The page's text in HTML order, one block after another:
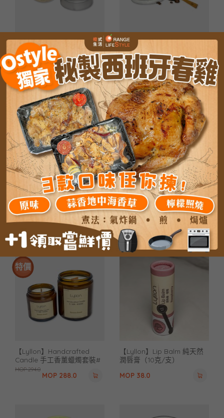
【Lyllon】Boddy Butter 身
體潤膚霜（200ml/盒）
MOP138.0
【Lyllon】Body Scrub 身體
磨砂膏（250克/盒）
MOP138.0
【Lyllon】Car Diffuser 車載
香薰（8ml/支）
MOP58.0
【Lyllon】Handcrafted
Candle 手工香薰蠟燭（200
克/支）
MOP188.0
特價
【Lyllon】Handcrafted
Candle 手工香薰蠟燭套裝#
需備註香味# （100克/3支）
MOP294.0
MOP 288.0
【Lyllon】Lip Balm 純天然
潤唇膏（10克/支）
MOP 38.0